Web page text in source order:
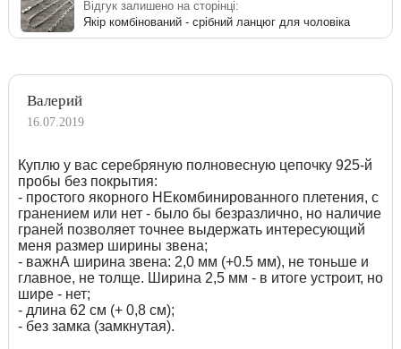
Відгук залишено на сторінці:
Якір комбінований - срібний ланцюг для чоловіка
Валерий
16.07.2019
Куплю у вас серебряную полновесную цепочку 925-й
пробы без покрытия:
- простого якорного НЕкомбинированного плетения, с
гранением или нет - было бы безразлично, но наличие
граней позволяет точнее выдержать интересующий
меня размер ширины звена;
- важнА ширина звена: 2,0 мм (+0.5 мм), не тоньше и
главное, не толще. Ширина 2,5 мм - в итоге устроит, но
шире - нет;
- длина 62 см (+ 0,8 см);
- без замка (замкнутая).